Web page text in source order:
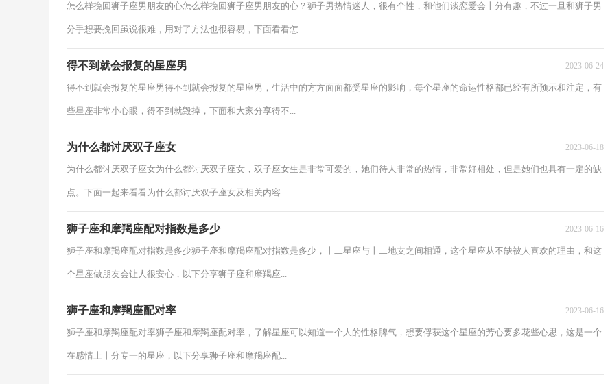
怎么样挽回狮子座男朋友的心怎么样挽回狮子座男朋友的心？狮子男热情迷人，很有个性，和他们谈恋爱会十分有趣，不过一旦和狮子男
分手想要挽回虽说很难，用对了方法也很容易，下面看看怎...
得不到就会报复的星座男 2023-06-24
得不到就会报复的星座男得不到就会报复的星座男，生活中的方方面面都受星座的影响，每个星座的命运性格都已经有所预示和注定，有
些星座非常小心眼，得不到就毁掉，下面和大家分享得不...
为什么都讨厌双子座女 2023-06-18
为什么都讨厌双子座女为什么都讨厌双子座女，双子座女生是非常可爱的，她们待人非常的热情，非常好相处，但是她们也具有一定的缺
点。下面一起来看看为什么都讨厌双子座女及相关内容...
狮子座和摩羯座配对指数是多少 2023-06-16
狮子座和摩羯座配对指数是多少狮子座和摩羯座配对指数是多少，十二星座与十二地支之间相通，这个星座从不缺被人喜欢的理由，和这
个星座做朋友会让人很安心，以下分享狮子座和摩羯座...
狮子座和摩羯座配对率 2023-06-16
狮子座和摩羯座配对率狮子座和摩羯座配对率，了解星座可以知道一个人的性格脾气，想要俘获这个星座的芳心要多花些心思，这是一个
在感情上十分专一的星座，以下分享狮子座和摩羯座配...